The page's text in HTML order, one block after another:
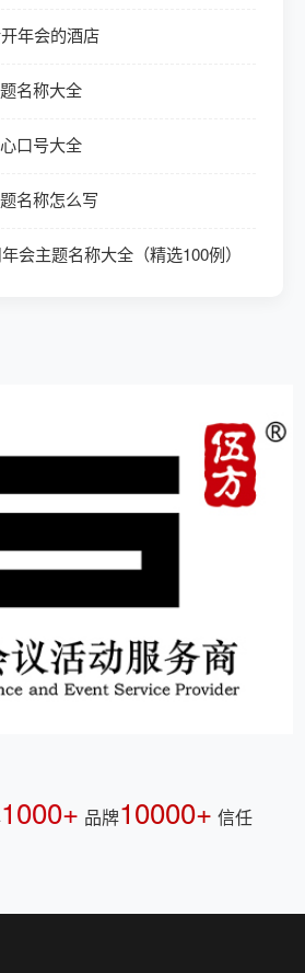
年会的酒店
名称大全
口号大全
名称怎么写
会主题名称大全（精选100例）
1000+ 品牌10000+ 信任